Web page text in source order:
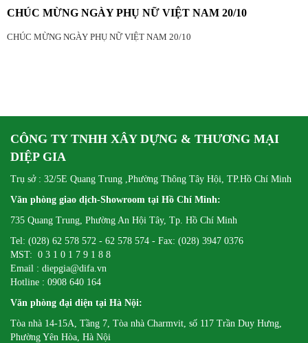
CHÚC MỪNG NGÀY PHỤ NỮ VIỆT NAM 20/10
CHÚC MỪNG NGÀY PHỤ NỮ VIỆT NAM 20/10
CÔNG TY TNHH XÂY DỰNG & THƯƠNG MẠI
DIỆP GIA
Trụ sở : 32/5E Quang Trung ,Phường Thông Tây Hội, TP.Hồ Chí Minh
Văn phòng giao dịch-Showroom tại Hồ Chí Minh:
735 Quang Trung, Phường An Hội Tây, Tp. Hồ Chí Minh
Tel: (028) 62 578 572 - 62 578 574 - Fax: (028) 3947 0376
MST: 0 3 1 0 1 7 9 1 8 8
Email : diepgia@difa.vn
Hotline : 0908 640 164
Văn phòng đại diện tại Hà Nội:
Tòa nhà 14-15A, Tầng 7, Tòa nhà Charmvit, số 117 Trần Duy Hưng,
Phường Yên Hòa, Hà Nội